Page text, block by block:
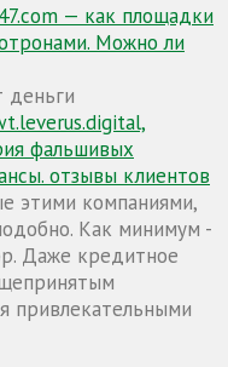
— как площадки
Можно ли
деньги
фальшивых
отзывы клиентов
этими компаниями,
Как минимум -
Даже кредитное
привлекательными